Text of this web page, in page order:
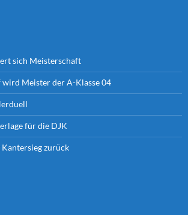
sich Meisterschaft
Meister der A-Klasse 04
für die DJK
zurück